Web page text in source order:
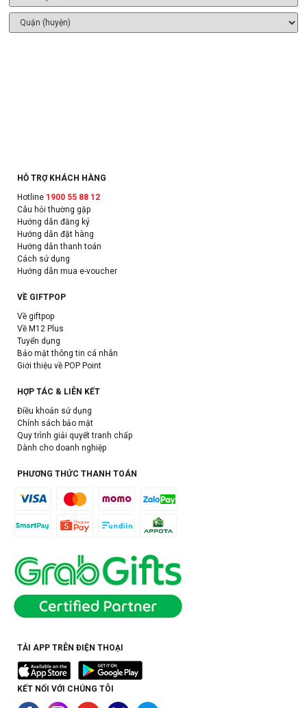
HỖ TRỢ KHÁCH HÀNG
Hotline 1900 55 88 12
Câu hỏi thường gặp
Hướng dẫn đăng ký
Hướng dẫn đặt hàng
Hướng dẫn thanh toán
Cách sử dụng
Hướng dẫn mua e-voucher
VỀ GIFTPOP
Về giftpop
Về M12 Plus
Tuyển dụng
Bảo mật thông tin cá nhân
Giới thiệu về POP Point
HỢP TÁC & LIÊN KẾT
Điều khoản sử dụng
Chính sách bảo mật
Quy trình giải quyết tranh chấp
Dành cho doanh nghiệp
PHƯƠNG THỨC THANH TOÁN
TẢI APP TRÊN ĐIỆN THOẠI
KẾT NỐI VỚI CHÚNG TÔI